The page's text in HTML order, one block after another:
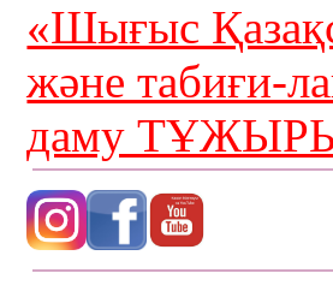
«Шығыс
және табиғи-
даму